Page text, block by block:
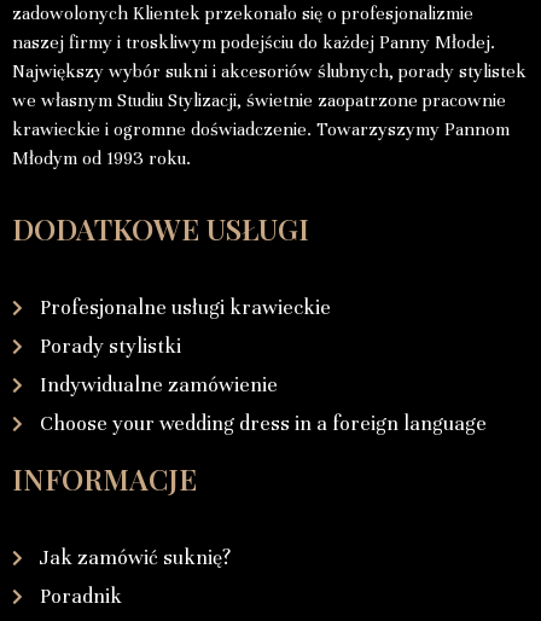
zadowolonych Klientek przekonało się o profesjonalizmie
naszej firmy i troskliwym podejściu do każdej Panny Młodej.
Największy wybór sukni i akcesoriów ślubnych, porady stylistek
we własnym Studiu Stylizacji, świetnie zaopatrzone pracownie
krawieckie i ogromne doświadczenie. Towarzyszymy Pannom
Młodym od 1993 roku.
DODATKOWE USŁUGI
Profesjonalne usługi krawieckie
Porady stylistki
Indywidualne zamówienie
Choose your wedding dress in a foreign language
INFORMACJE
Jak zamówić suknię?
Poradnik